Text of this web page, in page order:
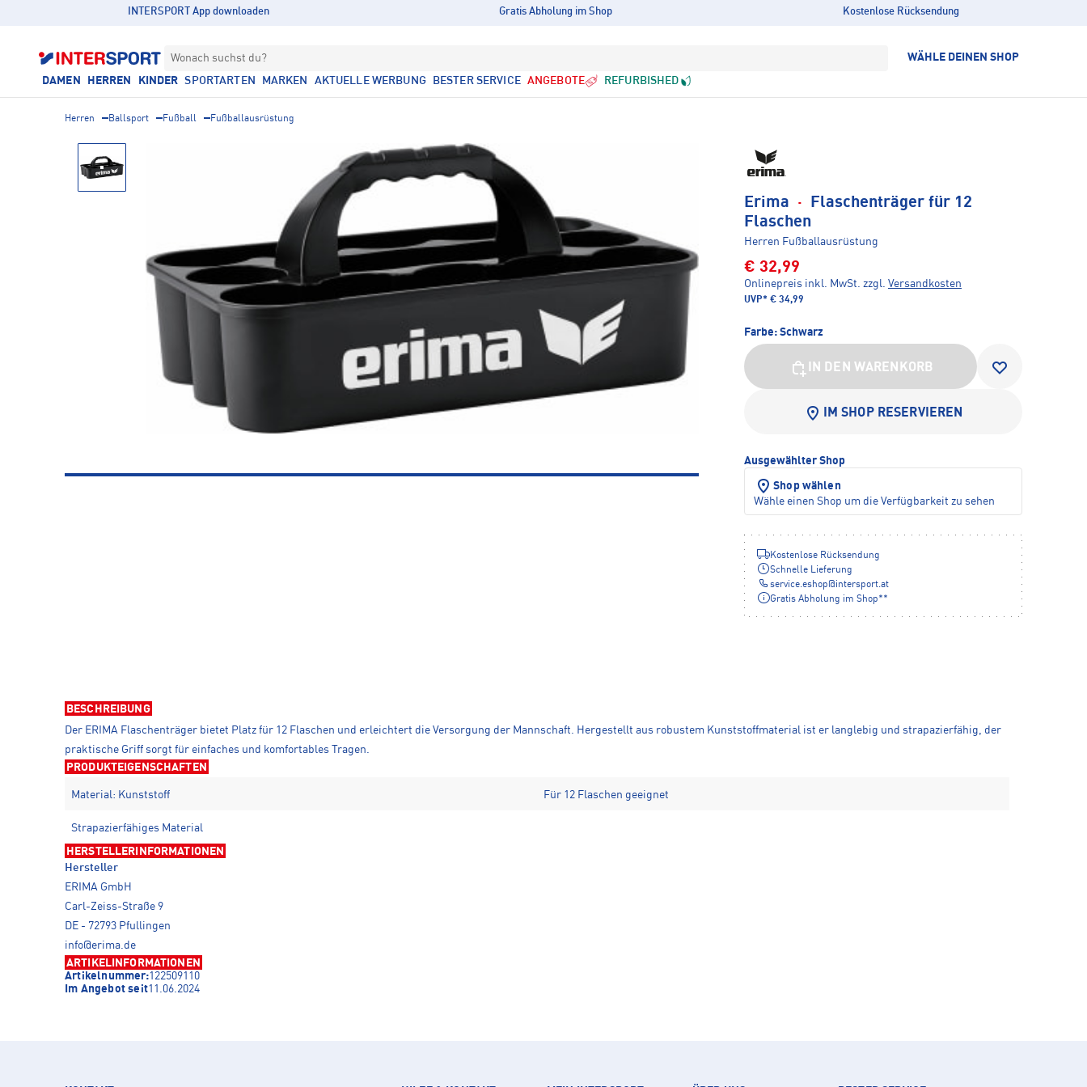
INTERSPORT App downloaden Gratis Abholung im Shop Kostenlose Rücksendung
Wonach suchst du? WÄHLE DEINEN SHOP
DAMEN HERREN KINDER SPORTARTEN MARKEN AKTUELLE WERBUNG BESTER SERVICE ANGEBOTE REFURBISHED
Herren Ballsport Fußball Fußballausrüstung
Erima ·
Flaschenträger für 12
Flaschen
Herren Fußballausrüstung
€ 32,99
Onlinepreis inkl. MwSt. zzgl. Versandkosten
UVP* € 34,99
Farbe: Schwarz
IN DEN WARENKORB
IM SHOP RESERVIEREN
Ausgewählter Shop
Shop wählen
Wähle einen Shop um die Verfügbarkeit zu sehen
Kostenlose Rücksendung
Schnelle Lieferung
service.eshop@intersport.at
Gratis Abholung im Shop**
BESCHREIBUNG
Der ERIMA Flaschenträger bietet Platz für 12 Flaschen und erleichtert die Versorgung der Mannschaft. Hergestellt aus robustem Kunststoffmaterial ist er langlebig und strapazierfähig, der
praktische Griff sorgt für einfaches und komfortables Tragen.
PRODUKTEIGENSCHAFTEN
Material: Kunststoff Für 12 Flaschen geeignet
Strapazierfähiges Material
HERSTELLERINFORMATIONEN
Hersteller
ERIMA GmbH
Carl-Zeiss-Straße 9
DE - 72793 Pfullingen
info@erima.de
ARTIKELINFORMATIONEN
Artikelnummer:122509110
Im Angebot seit11.06.2024